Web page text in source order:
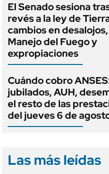
El Senado sesiona
revés a la ley de
cambios en
Manejo del Fuego y
expropiaciones
Cuándo cobro
jubilados, AUH,
el resto de las
del jueves 6 de
Las más leídas